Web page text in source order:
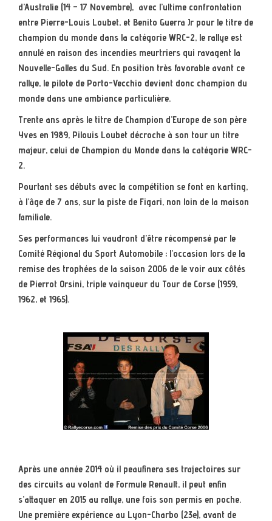
d’Australie (14 – 17 Novembre), avec l’ultime confrontation
entre Pierre-Louis Loubet, et Benito Guerra Jr pour le titre de
champion du monde dans la catégorie WRC-2, le rallye est
annulé en raison des incendies meurtriers qui ravagent la
Nouvelle-Galles du Sud. En position très favorable avant ce
rallye, le pilote de Porto-Vecchio devient donc champion du
monde dans une ambiance particulière.
Trente ans après le titre de Champion d’Europe de son père
Yves en 1989, Pilouis Loubet décroche à son tour un titre
majeur, celui de Champion du Monde dans la catégorie WRC-
2.
Pourtant ses débuts avec la compétition se font en karting,
à l’âge de 7 ans, sur la piste de Figari, non loin de la maison
familiale.
Ses performances lui vaudront d’être récompensé par le
Comité Régional du Sport Automobile ; l’occasion lors de la
remise des trophées de la saison 2006 de le voir aux côtés
de Pierrot Orsini, triple vainqueur du Tour de Corse (1959,
1962, et 1965).
Après une année 2014 où il peaufinera ses trajectoires sur
des circuits au volant de Formule Renault, il peut enfin
s’attaquer en 2015 au rallye, une fois son permis en poche.
Une première expérience au Lyon-Charbo (23e), avant de